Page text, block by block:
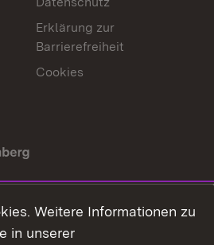
Erklärung zur
Barrierefreiheit
Cookies
Weitere Informationen zu
in unserer